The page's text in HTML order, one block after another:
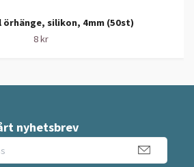
silikon, 4mm (50st)
8 kr
nyhetsbrev